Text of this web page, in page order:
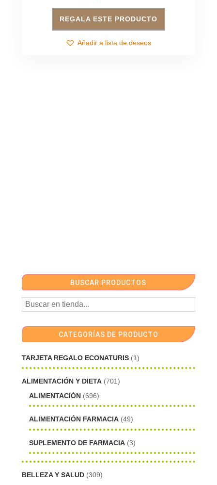
REGALA ESTE PRODUCTO
Añadir a lista de deseos
BUSCAR PRODUCTOS
CATEGORÍAS DE PRODUCTO
TARJETA REGALO ECONATURIS (1)
ALIMENTACIÓN Y DIETA (701)
ALIMENTACIÓN (696)
ALIMENTACIÓN FARMACIA (49)
SUPLEMENTO DE FARMACIA (3)
BELLEZA Y SALUD (309)